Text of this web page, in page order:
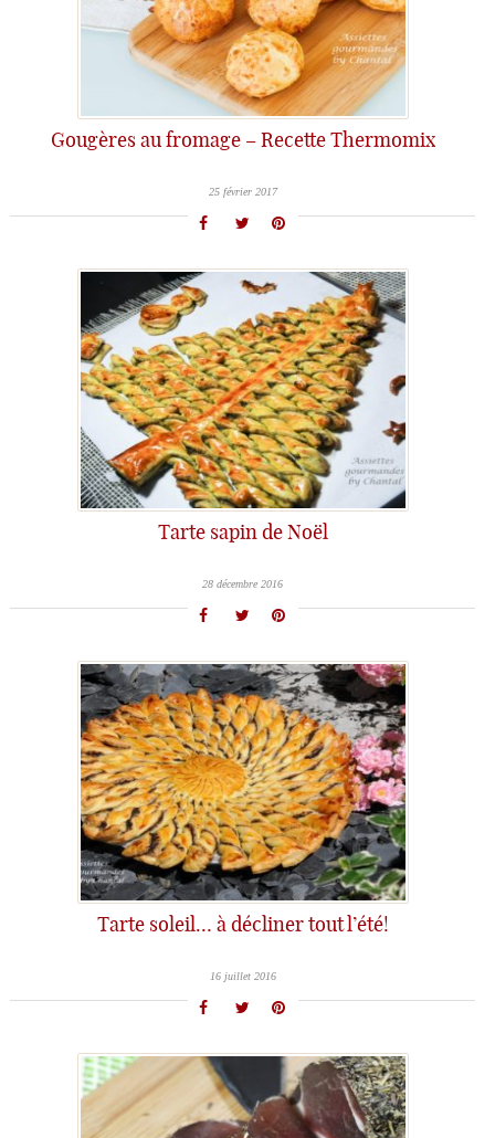
Gougères au fromage – Recette Thermomix
25 février 2017
Tarte sapin de Noël
28 décembre 2016
Tarte soleil… à décliner tout l’été!
16 juillet 2016